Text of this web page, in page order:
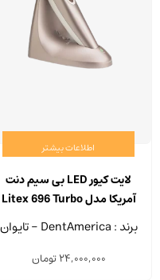
اطلاعات بیشتر
لایت کیور LED بی سیم دنت‌
آمریکا مدل Litex 696 Turbo
برند : DentAmerica - تایوان
24,000,000تومان